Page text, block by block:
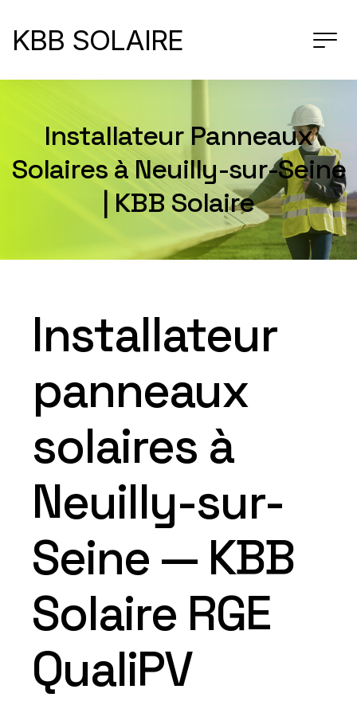
KBB SOLAIRE
Installateur Panneaux
Solaires à Neuilly-sur-Seine
| KBB Solaire
Installateur
panneaux
solaires à
Neuilly-sur-
Seine — KBB
Solaire RGE
QualiPV